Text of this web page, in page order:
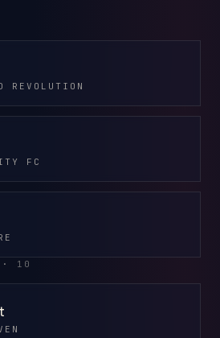
REVOLUTION
FC
· 10